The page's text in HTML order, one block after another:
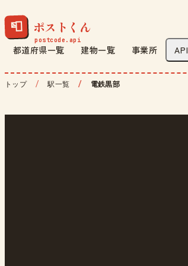
📮 ポストくん
都道府県一覧 建物一覧 事業所 API
トップ 駅一覧 電鉄黒部